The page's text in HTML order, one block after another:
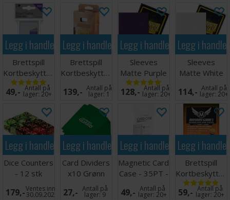
Legg i handlekurven
Brettspill
Kortbeskyttere
x100
44x68mm
49,- Antall på
lager:20+
Legg i handlekurven
Brettspill
Kortbeskyttere
100 stk
70x120
139,- Antall på
lager:1
Legg i handlekurven
Sleeves
Matte Purple
x100 66x91
128,- Antall på
lager:20+
Legg i
Sleeves
Matte White
x100 66x91
114,- Antall på
lager:20+
Legg i handlekurven
Dice Counters
- 12 stk
(Rød/Grønn)
179,-Ventes inn
30.09.2026
Legg i handlekurven
Card Dividers
x10 Grønn
27,- Antall på
lager:9
Legg i handlekurven
Magnetic Card
Case - 35PT -
1 stk
49,- Antall på
lager:20+
Legg i
Brettspill
50 stk 54x80
59,- Antall på
lager:20+